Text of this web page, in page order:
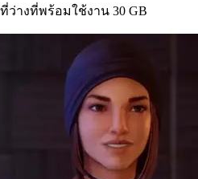
างที่พร้อมใช้งาน 30 GB